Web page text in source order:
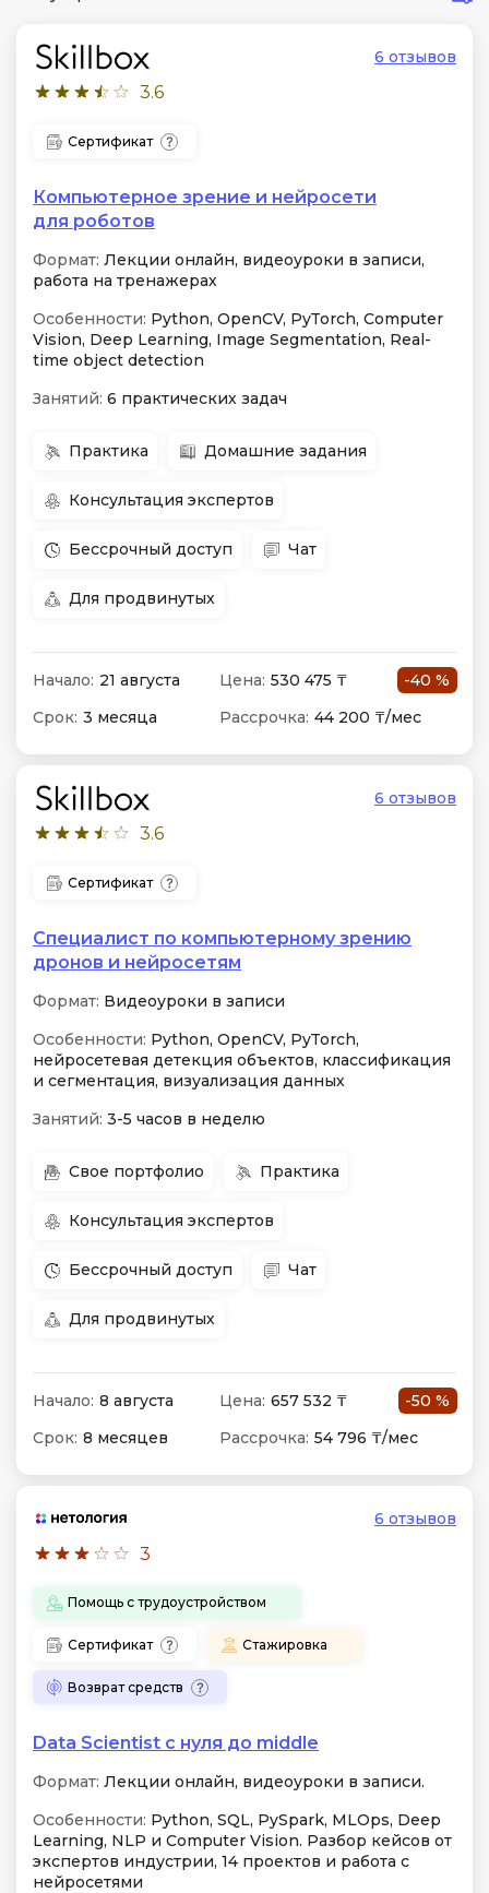
3.6
6 отзывов
Сертификат
Компьютерное зрение и нейросети
для роботов
Формат: Лекции онлайн, видеоуроки в записи,
работа на тренажерах
Особенности: Python, OpenCV, PyTorch, Computer
Vision, Deep Learning, Image Segmentation, Real-
time object detection
Занятий: 6 практических задач
Практика Домашние задания
Консультация экспертов
Бессрочный доступ Чат
Для продвинутых
Начало: 21 августа Цена: 530 475 ₸
-40 %
Срок: 3 месяца Рассрочка: 44 200 ₸/мес
3.6
6 отзывов
Сертификат
Специалист по компьютерному зрению
дронов и нейросетям
Формат: Видеоуроки в записи
Особенности: Python, OpenCV, PyTorch,
нейросетевая детекция объектов, классификация
и сегментация, визуализация данных
Занятий: 3-5 часов в неделю
Свое портфолио Практика
Консультация экспертов
Бессрочный доступ Чат
Для продвинутых
Начало: 8 августа Цена: 657 532 ₸
-50 %
Срок: 8 месяцев Рассрочка: 54 796 ₸/мес
3
6 отзывов
Помощь с трудоустройством
Сертификат Стажировка
Возврат средств
Data Scientist с нуля до middle
Формат: Лекции онлайн, видеоуроки в записи.
Особенности: Python, SQL, PySpark, MLOps, Deep
Learning, NLP и Computer Vision. Разбор кейсов от
экспертов индустрии, 14 проектов и работа с
нейросетями